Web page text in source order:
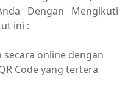
Dengan Mengikuti
ini :
online dengan
Code yang tertera